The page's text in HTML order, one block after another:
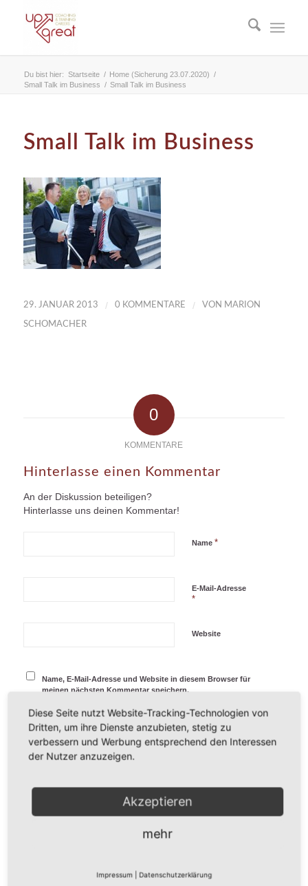
Du bist hier: Startseite / Home (Sicherung 23.07.2020) /
Small Talk im Business / Small Talk im Business
Small Talk im Business
29. JANUAR 2013 / 0 KOMMENTARE / VON MARION
SCHOMACHER
0
KOMMENTARE
Hinterlasse einen Kommentar
An der Diskussion beteiligen?
Hinterlasse uns deinen Kommentar!
Name *
E-Mail-Adresse
*
Website
Name, E-Mail-Adresse und Website in diesem Browser für
meinen nächsten Kommentar speichern.
Diese Seite nutzt Website-Tracking-Technologien von
Dritten, um ihre Dienste anzubieten, stetig zu
verbessern und Werbung entsprechend den Interessen
der Nutzer anzuzeigen.
Akzeptieren
mehr
Impressum Datenschutzerklärung